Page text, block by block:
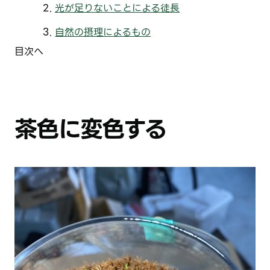
光が足りないことによる徒長
自然の摂理によるもの
目次へ
茶色に変色する